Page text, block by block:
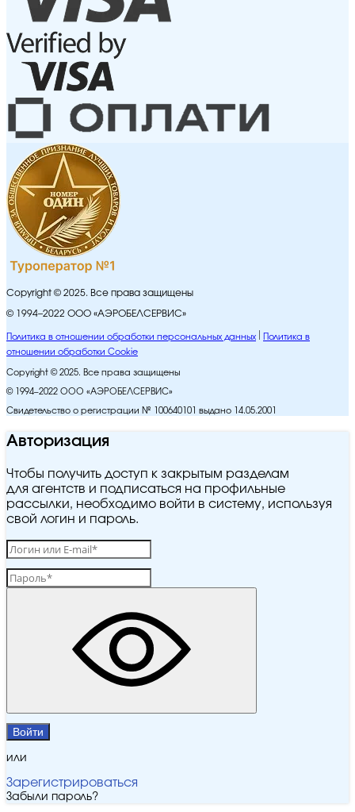
Copyright © 2025. Все права защищены
© 1994–2022 ООО «АЭРОБЕЛСЕРВИС»
Политика в отношении обработки персональных данных
Политика в
отношении обработки Cookie
Copyright © 2025. Все права защищены
© 1994–2022 ООО «АЭРОБЕЛСЕРВИС»
Свидетельство о регистрации № 100640101 выдано 14.05.2001
Авторизация
Чтобы получить доступ к закрытым разделам
для агентств и подписаться на профильные
рассылки, необходимо войти в систему, используя
свой логин и пароль.
Войти
или
Зарегистрироваться
Забыли пароль?